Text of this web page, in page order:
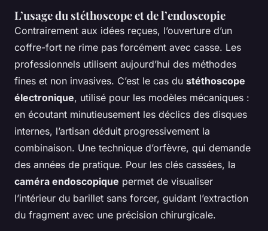
L’usage du stéthoscope et de l’endoscopie
Contrairement aux idées reçues, l’ouverture d’un
coffre-fort ne rime pas forcément avec casse. Les
professionnels utilisent aujourd’hui des méthodes
fines et non invasives. C’est le cas du stéthoscope
électronique, utilisé pour les modèles mécaniques :
en écoutant minutieusement les déclics des disques
internes, l’artisan déduit progressivement la
combinaison. Une technique d’orfèvre, qui demande
des années de pratique. Pour les clés cassées, la
caméra endoscopique permet de visualiser
l’intérieur du barillet sans forcer, guidant l’extraction
du fragment avec une précision chirurgicale.